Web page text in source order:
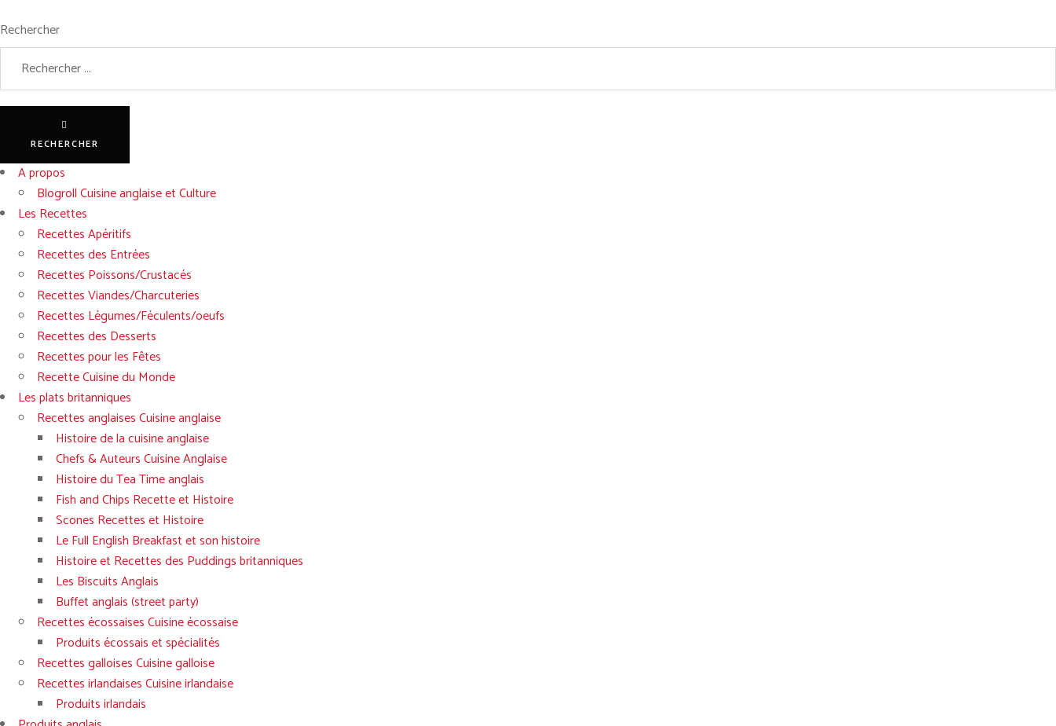
Rechercher
RECHERCHER
A propos
Blogroll Cuisine anglaise et Culture
Les Recettes
Recettes Apéritifs
Recettes des Entrées
Recettes Poissons/Crustacés
Recettes Viandes/Charcuteries
Recettes Légumes/Féculents/oeufs
Recettes des Desserts
Recettes pour les Fêtes
Recette Cuisine du Monde
Les plats britanniques
Recettes anglaises Cuisine anglaise
Histoire de la cuisine anglaise
Chefs & Auteurs Cuisine Anglaise
Histoire du Tea Time anglais
Fish and Chips Recette et Histoire
Scones Recettes et Histoire
Le Full English Breakfast et son histoire
Histoire et Recettes des Puddings britanniques
Les Biscuits Anglais
Buffet anglais (street party)
Recettes écossaises Cuisine écossaise
Produits écossais et spécialités
Recettes galloises Cuisine galloise
Recettes irlandaises Cuisine irlandaise
Produits irlandais